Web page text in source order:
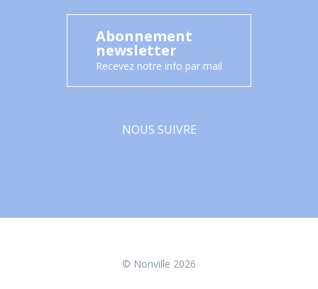
Abonnement
newsletter
Recevez notre info par mail
NOUS SUIVRE
© Nonville 2026